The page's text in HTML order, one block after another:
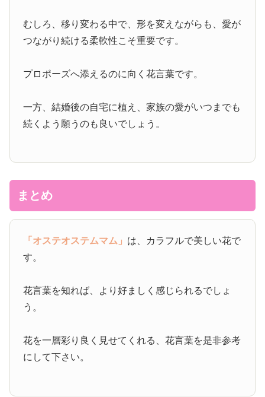
むしろ、移り変わる中で、形を変えながらも、愛が
つながり続ける柔軟性こそ重要です。
プロポーズへ添えるのに向く花言葉です。
一方、結婚後の自宅に植え、家族の愛がいつまでも
続くよう願うのも良いでしょう。
まとめ
「オステオステムマム」 は、カラフルで美しい花で
す。
花言葉を知れば、より好ましく感じられるでしょ
う。
花を一層彩り良く見せてくれる、花言葉を是非参考
にして下さい。